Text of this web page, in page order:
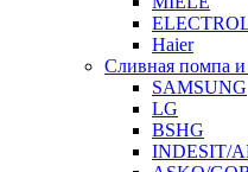
Haier
Сливная помпа и
SAMSUNG
LG
BSHG
INDESIT/